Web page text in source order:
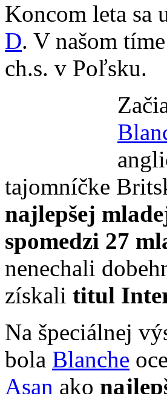
Koncom leta sa
D. V našom
ch.s. v Poľsku.
tajomníčke
najlepšej
spomedzi 27
nenechali
získali titul
Na špeciálnej
bola Blanche
Asan ako